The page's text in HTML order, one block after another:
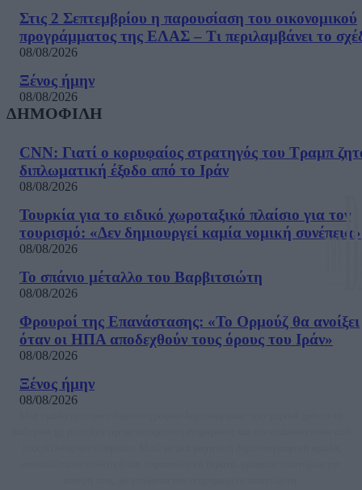
Στις 2 Σεπτεμβρίου η παρουσίαση του οικονομικού
προγράμματος της ΕΛΑΣ – Τι περιλαμβάνει το
08/08/2026
Ξένος ήμην
08/08/2026
ΔΗΜΟΦΙΛΗ
CNN: Γιατί ο κορυφαίος στρατηγός του Τραμπ
διπλωματική έξοδο από το Ιράν
08/08/2026
Τουρκία για το ειδικό χωροταξικό πλαίσιο για τον
τουρισμό: «Δεν δημιουργεί καμία νομική συνέπεια»
08/08/2026
Το σπάνιο μέταλλο του Βαρβιτσιώτη
08/08/2026
Φρουροί της Επανάστασης: «Το Ορμούζ θα ανοίξει
όταν οι ΗΠΑ αποδεχθούν τους όρους του Ιράν»
08/08/2026
Ξένος ήμην
08/08/2026